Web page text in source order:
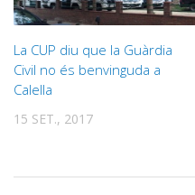
La CUP diu que la Guàrdia
Civil no és benvinguda a
Calella
15 SET., 2017